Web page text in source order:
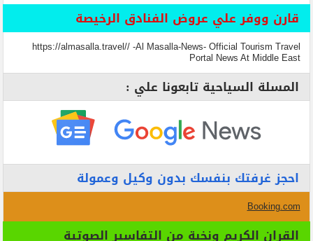
قارن ووفر علي عروض الفنادق الرخيصة
https://almasalla.travel// -Al Masalla-News- Official Tourism Travel
Portal News At Middle East
المسلة السياحية تابعونا علي :
احجز غرفتك بنفسك بدون وكيل وعمولة
Booking.com
القران الكريم ونخبة من التفاسير الصوتية